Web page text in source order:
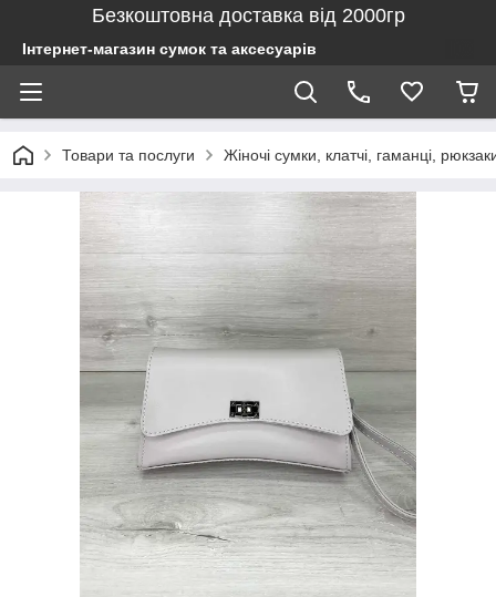
Безкоштовна доставка від 2000гр
Інтернет-магазин сумок та аксесуарів
Товари та послуги Жіночі сумки, клатчі, гаманці,